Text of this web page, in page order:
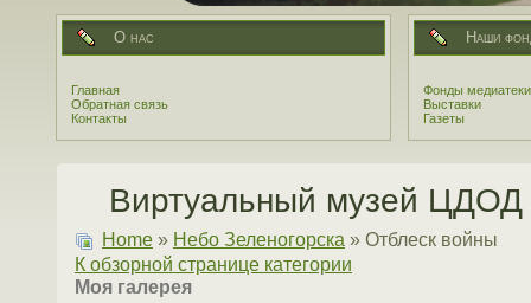
О нас
Главная
Обратная связь
Контакты
Наши
Фонды медиатеки
Выставки
Газеты
Виртуальный музей ЦДОД
Home » Небо Зеленогорска » Отблеск войны
К обзорной странице категории
Моя галерея